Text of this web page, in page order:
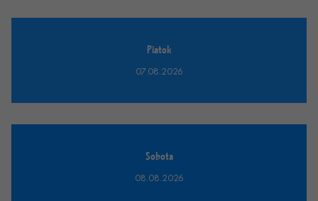
Piatok
07.08.2026
Sobota
08.08.2026